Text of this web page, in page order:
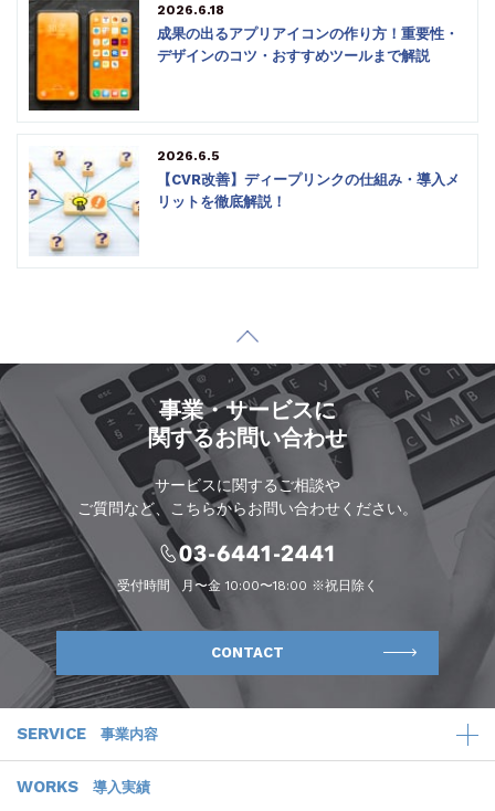
2026.6.18
成果の出るアプリアイコンの作り方！重要性・
デザインのコツ・おすすめツールまで解説
2026.6.5
【CVR改善】ディープリンクの仕組み・導入メ
リットを徹底解説！
事業・サービスに
関するお問い合わせ
サービスに関するご相談や
ご質問など、こちらからお問い合わせください。
受付時間 月〜金 10:00〜18:00 ※祝日除く
CONTACT
SERVICE 事業内容
WORKS 導入実績